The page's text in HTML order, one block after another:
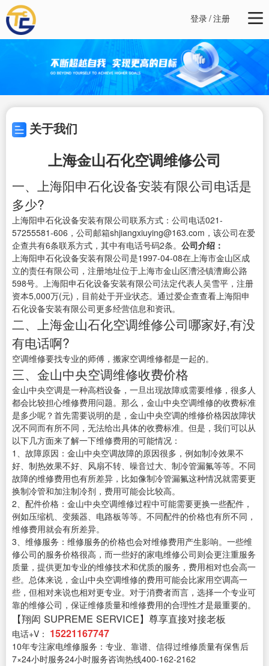
登录/注册
关于我们
上海金山石化空调维修公司
一、上海阳申石化设备安装有限公司电话是
多少?
上海阳申石化设备安装有限公司联系方式：公司电话021-
57255581-606，公司邮箱shjiangxiuying@163.com，该公司在爱
企查共有6条联系方式，其中有电话号码2条。 公司介绍：
上海阳申石化设备安装有限公司是1997-04-08在上海市金山区成
立的责任有限公司，注册地址位于上海市金山区漕泾镇漕廊公路
598号。上海阳申石化设备安装有限公司法定代表人吴雪平，注册
资本5,000万(元)，目前处于开业状态。通过爱企查查看上海阳申
石化设备安装有限公司更多经营信息和资讯。
二、上海金山石化空调维修公司哪家好,有没
有电话啊?
空调维修要找专业的师傅，搬家空调维修都是一起的。
三、金山中央空调维修收费价格
金山中央空调是一种高档设备，一旦出现故障或需要维修，很多人
都会比较担心维修费用问题。那么，金山中央空调维修的收费标准
是多少呢？首先需要说明的是，金山中央空调的维修价格因故障状
况不同而有所不同，无法给出具体的收费标准。但是，我们可以从
以下几方面来了解一下维修费用的可能情况：
1、故障原因：金山中央空调故障的原因很多，例如制冷效果不
好、制热效果不好、风扇不转、噪音过大、制冷管漏氟等等。不同
故障的维修费用也有所差异，比如像制冷管漏氟这种情况就需要更
换制冷管和加注制冷剂，费用可能会比较高。
2、配件价格：金山中央空调维修过程中可能需要更换一些配件，
例如压缩机、变频器、电路板等等。不同配件的价格也有所不同，
维修费用就会有所差异。
3、维修服务：维修服务的价格也会对维修费用产生影响。一些维
修公司的服务价格很高，而一些好的家电维修公司则会更注重服务
质量，提供更加专业的维修技术和优质的服务，费用相对也会高一
些。总体来说，金山中央空调维修的费用可能会比家用空调高一
些，但相对来说也相对更专业。对于消费者而言，选择一个专业可
靠的维修公司，保证维修质量和维修费用的合理性才是最重要的。
【翔闳 SUPREME SERVICE】尊享直接对接老板
电话+V： 15221167747
10年专注家电维修服务：专业、靠谱、信得过维修质量有保售后
7×24小时服务24小时服务咨询热线400-162-2162